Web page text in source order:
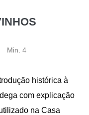
Min. 4
histórica à
com explicação
na Casa